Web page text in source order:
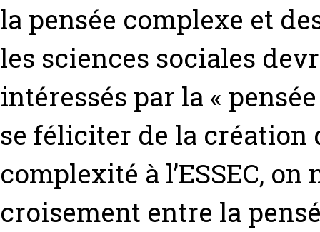
la pensée complexe et
les sciences sociales
intéressés par la «
se féliciter de la création
complexité à l’ESSEC,
croisement entre la